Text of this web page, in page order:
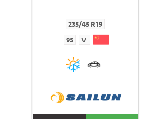
235/45 R19
95 V